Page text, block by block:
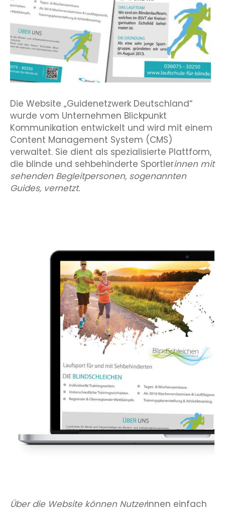
Die Website „Guidenetzwerk Deutschland“
wurde vom Unternehmen Blickpunkt
Kommunikation entwickelt und wird mit einem
Content Management System (CMS)
verwaltet. Sie dient als spezialisierte Plattform,
die blinde und sehbehinderte Sportlerinnen mit
sehenden Begleitpersonen, sogenannten
Guides, vernetzt.
Über die Website können Nutzerinnen einfach